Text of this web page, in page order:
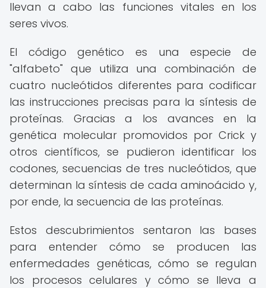
llevan a cabo las funciones vitales en los
seres vivos.
El código genético es una especie de
"alfabeto" que utiliza una combinación de
cuatro nucleótidos diferentes para codificar
las instrucciones precisas para la síntesis de
proteínas. Gracias a los avances en la
genética molecular promovidos por Crick y
otros científicos, se pudieron identificar los
codones, secuencias de tres nucleótidos, que
determinan la síntesis de cada aminoácido y,
por ende, la secuencia de las proteínas.
Estos descubrimientos sentaron las bases
para entender cómo se producen las
enfermedades genéticas, cómo se regulan
los procesos celulares y cómo se lleva a